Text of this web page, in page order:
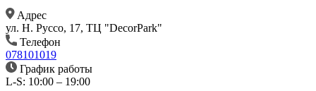
Aдрес
ул. Н. Руссо, 17, ТЦ "DecorPark"
Телефон
078101019
График работы
L-S: 10:00 – 19:00